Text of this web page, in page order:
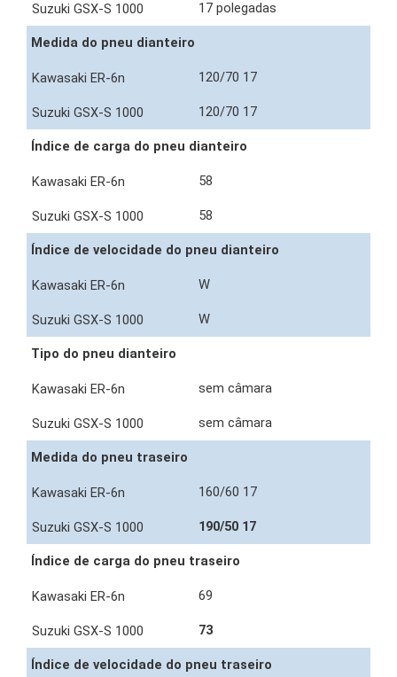
17 polegadas
Medida do pneu dianteiro
120/70 17
120/70 17
Índice de carga do pneu dianteiro
58
58
Índice de velocidade do pneu dianteiro
W
W
Tipo do pneu dianteiro
sem câmara
sem câmara
Medida do pneu traseiro
160/60 17
190/50 17
Índice de carga do pneu traseiro
69
73
Índice de velocidade do pneu traseiro